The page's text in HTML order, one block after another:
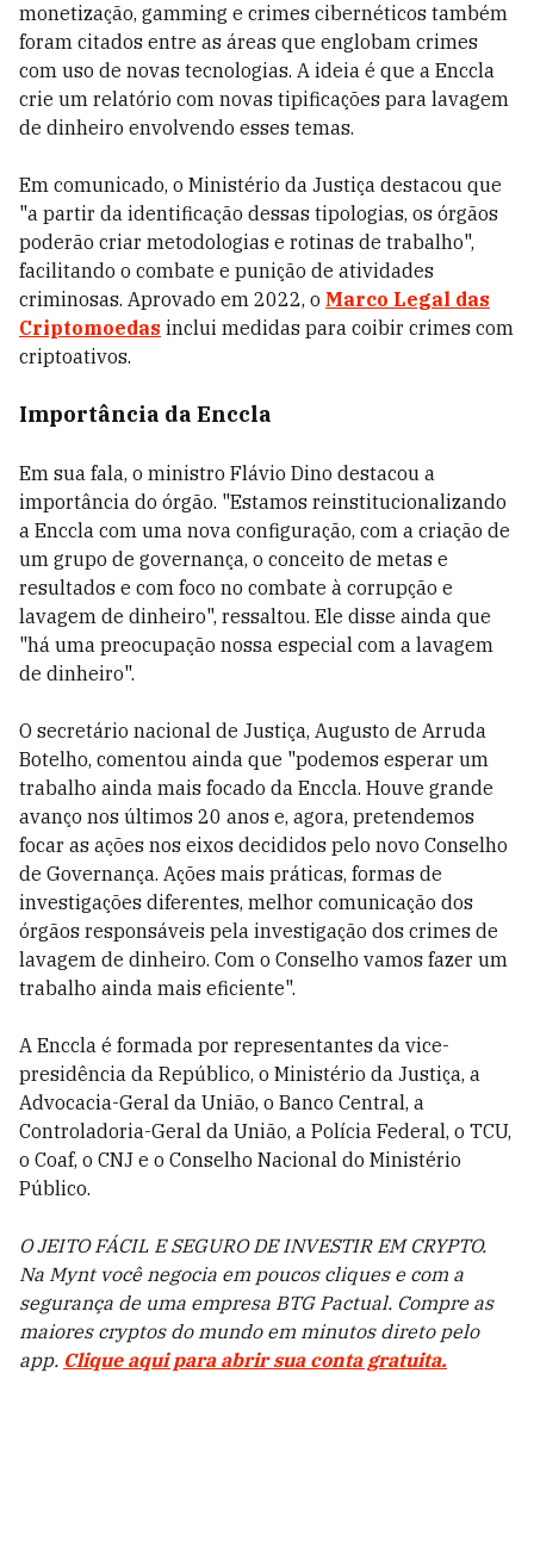
monetização, gamming e crimes cibernéticos também
foram citados entre as áreas que englobam crimes
com uso de novas tecnologias. A ideia é que a Enccla
crie um relatório com novas tipificações para lavagem
de dinheiro envolvendo esses temas.
Em comunicado, o Ministério da Justiça destacou que
"a partir da identificação dessas tipologias, os órgãos
poderão criar metodologias e rotinas de trabalho",
facilitando o combate e punição de atividades
criminosas. Aprovado em 2022, o Marco Legal das
Criptomoedas inclui medidas para coibir crimes com
criptoativos.
Importância da Enccla
Em sua fala, o ministro Flávio Dino destacou a
importância do órgão. "Estamos reinstitucionalizando
a Enccla com uma nova configuração, com a criação de
um grupo de governança, o conceito de metas e
resultados e com foco no combate à corrupção e
lavagem de dinheiro", ressaltou. Ele disse ainda que
"há uma preocupação nossa especial com a lavagem
de dinheiro".
O secretário nacional de Justiça, Augusto de Arruda
Botelho, comentou ainda que "podemos esperar um
trabalho ainda mais focado da Enccla. Houve grande
avanço nos últimos 20 anos e, agora, pretendemos
focar as ações nos eixos decididos pelo novo Conselho
de Governança. Ações mais práticas, formas de
investigações diferentes, melhor comunicação dos
órgãos responsáveis pela investigação dos crimes de
lavagem de dinheiro. Com o Conselho vamos fazer um
trabalho ainda mais eficiente".
A Enccla é formada por representantes da vice-
presidência da Repúblico, o Ministério da Justiça, a
Advocacia-Geral da União, o Banco Central, a
Controladoria-Geral da União, a Polícia Federal, o TCU,
o Coaf, o CNJ e o Conselho Nacional do Ministério
Público.
O JEITO FÁCIL E SEGURO DE INVESTIR EM CRYPTO.
Na Mynt você negocia em poucos cliques e com a
segurança de uma empresa BTG Pactual. Compre as
maiores cryptos do mundo em minutos direto pelo
app. Clique aqui para abrir sua conta gratuita.